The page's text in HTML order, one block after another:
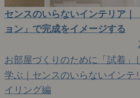
センスのいらないインテリア｜
ョン」で完成をイメージする
お部屋づくりのために「試着」
学ぶ｜センスのいらないインテ
イリング編